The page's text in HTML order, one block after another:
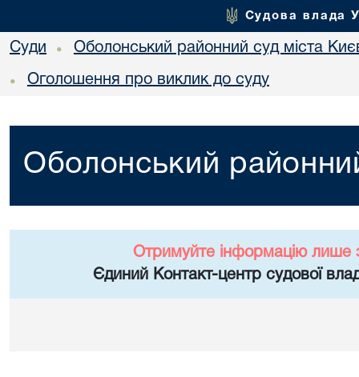
Судова влада
Суди • Оболонський районний суд міста
• Оголошення про виклик до суду
Оболонський
Отримуйте інформацію лише
Єдиний Контакт-центр судової